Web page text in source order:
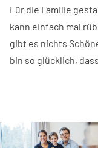
Für die Familie
kann einfach mal
gibt es nichts
bin so glücklich,